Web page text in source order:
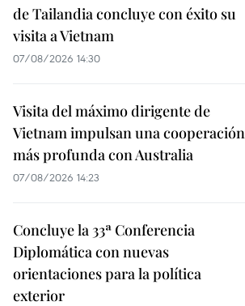
de Tailandia concluye con éxito su
visita a Vietnam
07/08/2026 14:30
Visita del máximo dirigente de
Vietnam impulsan una cooperación
más profunda con Australia
07/08/2026 14:23
Concluye la 33ª Conferencia
Diplomática con nuevas
orientaciones para la política
exterior